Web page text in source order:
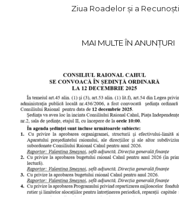
Ziua Roadelor și a
MAI MULTE ÎN ANUNȚURI